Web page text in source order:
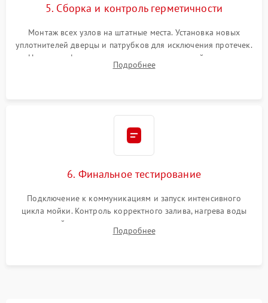
5. Сборка и контроль герметичности
Монтаж всех узлов на штатные места. Установка новых
уплотнителей дверцы и патрубков для исключения протечек.
Надежная фиксация хомутов гидравлической системы,
сборка корпуса и установка датчика поплавка.
Подробнее
6. Финальное тестирование
Подключение к коммуникациям и запуск интенсивного
цикла мойки. Контроль корректного залива, нагрева воды
до нужной температуры, отсутствия посторонних шумов,
штатного слива и абсолютной сухости в поддоне.
Подробнее